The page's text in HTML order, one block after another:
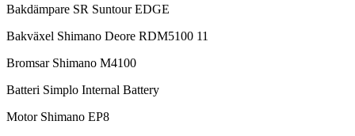
Bakdämpare SR Suntour EDGE
Bakväxel Shimano Deore RDM5100 11
Bromsar Shimano M4100
Batteri Simplo Internal Battery
Motor Shimano EP8